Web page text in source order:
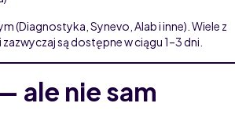
(Diagnostyka, Synevo, Alab i inne). Wiele z
są dostępne w ciągu 1–3 dni.
ale nie sam